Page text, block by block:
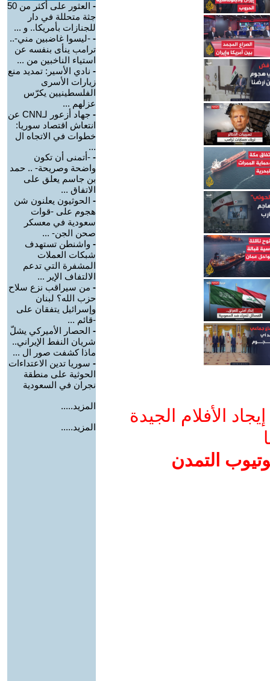
الأفلام الجيدة
التمدن
-
العثور على أكثر من 50
جثة متحللة في دار
للجنازات بأمريكا.. و ...
- -ليسوا غاضبين مني-..
ترامب ينأى بنفسه عن
استياء الناخبين من ...
- نادي الأسير: تمديد منع
زيارات الأسرى
الفلسطينيين يكرّس
عزلهم ...
-
جهاد أزعور لـCNN عن
انتعاش اقتصاد سوريا:
خطوات في الاتجاه ال
...
- -أتمنى أن تكون
واضحة وصريحة- .. حمد
بن جاسم يعلق على
الاتفاق ...
- الحوثيون يعلنون شن
هجوم على -قوات
سعودية في معسكر
صحن الجن- ...
- واشنطن تستهدف
شبكات العملات
المشفرة التي تدعم
الالتفاف الإير ...
- من سيراقب نزع سلاح
حزب الله؟ لبنان
وإسرائيل يتفقان على
-قائم ...
- الحصار الأميركي يشلّ
شريان النفط الإيراني..
ماذا كشفت صور ال ...
- سوريا تدين الاعتداءات
الحوثية على منطقة
نجران في السعودية
المزيد.....
المزيد.....